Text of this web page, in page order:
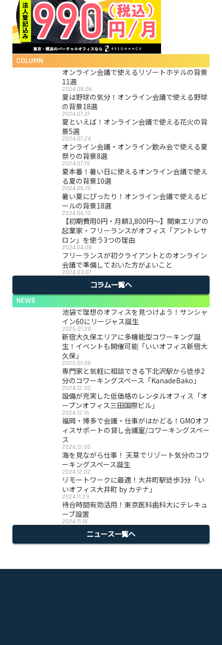
COLUMN
オンライン会議で使えるリゾートホテルの背景
11選
2024.08.06
夏は野球の気分！オンライン会議で使える野球
の背景18選
2024.07.31
夏といえば！オンライン会議で使える花火の背
景5選
2024.07.24
オンライン会議・オンライン飲み会で使える夏
祭りの背景8選
2024.07.19
夏本番！暑い日に使えるオンライン会議で使え
る夏の背景10選
2024.06.19
暑い夏にぴったり！オンライン会議で使えるビ
ールの背景18選
2024.06.13
【初期費用0円・月額3,800円〜】関東エリアの
起業家・フリーランスがオフィス「アントレサ
ロン」を使う3つの理由
2024.04.08
フリーランスが初クライアントとのオンライン
会議で準備しておいた方がよいこと
2024.03.07
コラム一覧へ
NEWS
池袋で理想のオフィスを見つけよう！サンシャ
イン60にリージャス誕生
2025.01.20
新宿大久保エリアに多機能型コワーキング誕
生！イベントも開催可能「いいオフィス新宿大
久保」
2025.01.06
専門家と気軽に相談できる下北沢駅から徒歩2
分のコワーキングスペース「KanadeBako」
2024.12.30
設備が充実した低価格のレンタルオフィス「オ
ープンオフィス三田国際ビル」
2024.12.16
福岡・博多で会議・仕事がはかどる！GMOオフ
ィスサポートの貸し会議室/コワーキングスペー
ス
2024.12.05
海を見ながら仕事！ 天草でリゾート気分のコワ
ーキングスペース誕生
2024.12.02
リモートワークに最適！大井町駅徒歩3分「い
いオフィス大井町 by カテナ」
2024.11.29
待合時間有効活用！東京医科歯科大にテレキュ
ーブ設置
2024.11.18
ニュース一覧へ